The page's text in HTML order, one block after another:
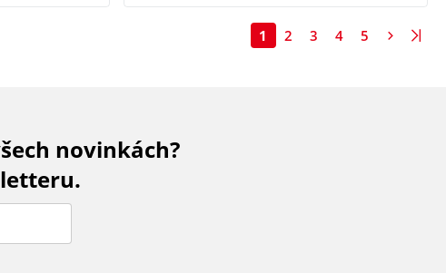
1 2 3 4 5
novinkách?